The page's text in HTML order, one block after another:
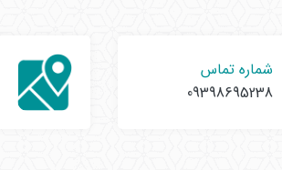
شماره تماس
09398695238